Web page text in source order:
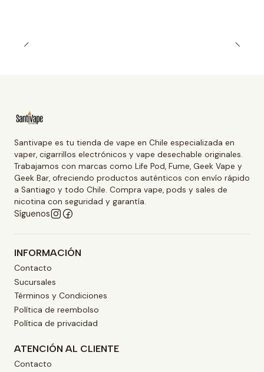
Santivape es tu tienda de vape en Chile especializada en
vaper, cigarrillos electrónicos y vape desechable originales.
Trabajamos con marcas como Life Pod, Fume, Geek Vape y
Geek Bar, ofreciendo productos auténticos con envío rápido
a Santiago y todo Chile. Compra vape, pods y sales de
nicotina con seguridad y garantía.
Síguenos
INFORMACIÓN
Contacto
Sucursales
Términos y Condiciones
Política de reembolso
Política de privacidad
ATENCIÓN AL CLIENTE
Contacto